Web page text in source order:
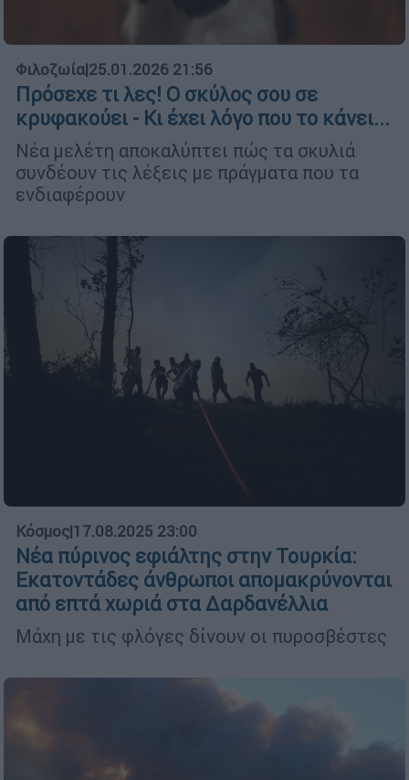
Φιλοζωία|25.01.2026 21:56
Πρόσεχε τι λες! Ο σκύλος σου σε
κρυφακούει - Κι έχει λόγο που το κάνει...
Νέα μελέτη αποκαλύπτει πώς τα σκυλιά
συνδέουν τις λέξεις με πράγματα που τα
ενδιαφέρουν
Κόσμος|17.08.2025 23:00
Νέα πύρινος εφιάλτης στην Τουρκία:
Εκατοντάδες άνθρωποι απομακρύνονται
από επτά χωριά στα Δαρδανέλλια
Μάχη με τις φλόγες δίνουν οι πυροσβέστες